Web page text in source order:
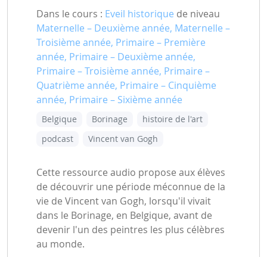
Dans le cours : Eveil historique de niveau
Maternelle – Deuxième année, Maternelle –
Troisième année, Primaire – Première
année, Primaire – Deuxième année,
Primaire – Troisième année, Primaire –
Quatrième année, Primaire – Cinquième
année, Primaire – Sixième année
Belgique Borinage
histoire de l'art
podcast
Vincent van Gogh
Cette ressource audio propose aux élèves
de découvrir une période méconnue de la
vie de Vincent van Gogh, lorsqu'il vivait
dans le Borinage, en Belgique, avant de
devenir l'un des peintres les plus célèbres
au monde.